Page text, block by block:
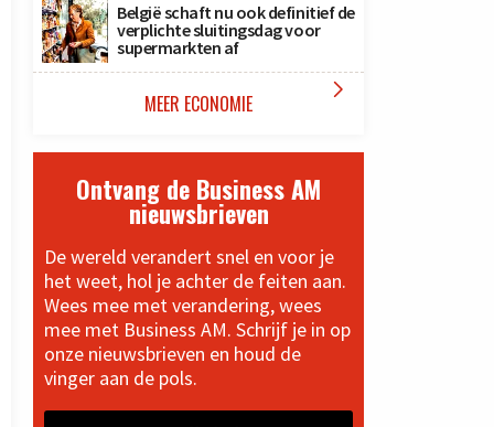
België schaft nu ook definitief de
verplichte sluitingsdag voor
supermarkten af
MEER ECONOMIE 
Ontvang de Business AM
nieuwsbrieven
De wereld verandert snel en voor je
het weet, hol je achter de feiten aan.
Wees mee met verandering, wees
mee met Business AM. Schrijf je in op
onze nieuwsbrieven en houd de
vinger aan de pols.